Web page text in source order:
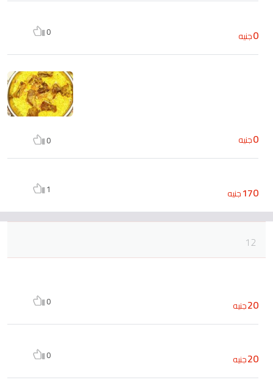
0جنيه 0
0جنيه 0
170جنيه 1
12
20جنيه 0
20جنيه 0